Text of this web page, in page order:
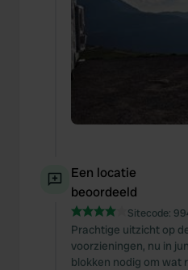
Een locatie
beoordeeld
Sitecode:
Prachtige uitzicht op
voorzieningen, nu in
blokken nodig om wat